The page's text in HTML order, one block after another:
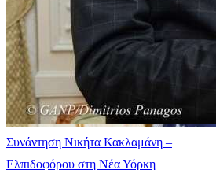
Συνάντηση Νικήτα Κακλαμάνη –
Ελπιδοφόρου στη Νέα Υόρκη